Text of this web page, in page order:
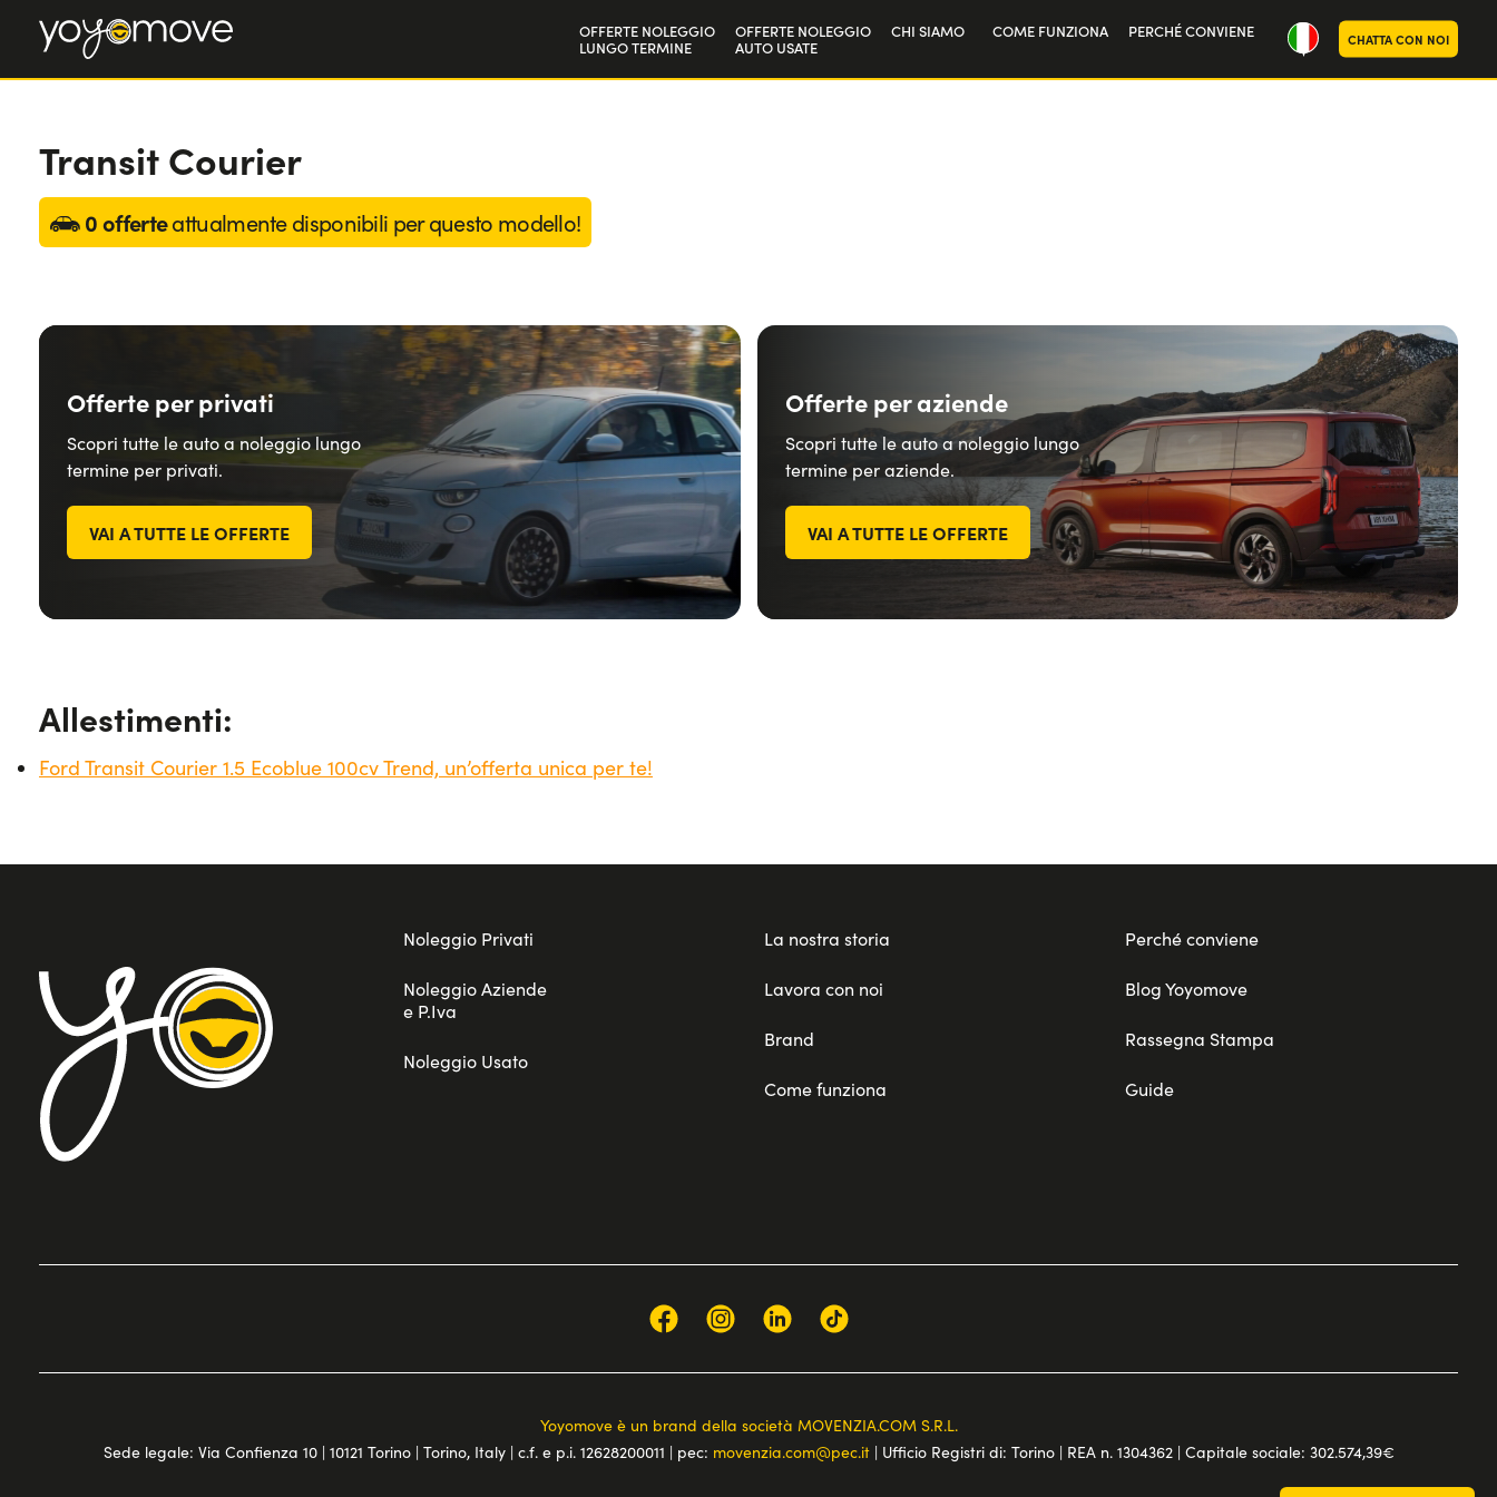
OFFERTE NOLEGGIO
LUNGO TERMINE
OFFERTE NOLEGGIO
AUTO USATE
CHI SIAMO COME FUNZIONA PERCHÉ CONVIENE CHATTA CON NOI
Transit Courier
0 offerteattualmente disponibili per questo modello!
Offerte per privati
Scopri tutte le auto a noleggio lungo
termine per privati.
VAI A TUTTE LE OFFERTE
Offerte per aziende
Scopri tutte le auto a noleggio lungo
termine per aziende.
VAI A TUTTE LE OFFERTE
Allestimenti:
Ford Transit Courier 1.5 Ecoblue 100cv Trend, un’offerta unica per te!
Noleggio Privati
Noleggio Aziende
e P.Iva
Noleggio Usato
La nostra storia
Lavora con noi
Brand
Come funziona
Perché conviene
Blog Yoyomove
Rassegna Stampa
Guide
Yoyomove è un brand della società MOVENZIA.COM S.R.L.
Sede legale: Via Confienza 10 | 10121 Torino | Torino, Italy | c.f. e p.i. 12628200011 | pec: movenzia.com@pec.it| Ufficio Registri di: Torino | REA n. 1304362 | Capitale sociale: 302.574,39€